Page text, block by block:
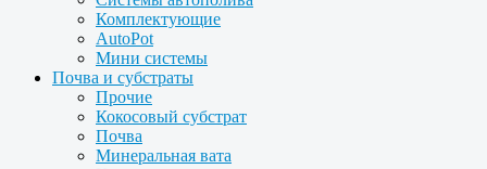
Комплектующие
AutoPot
Мини системы
Почва и субстраты
Прочие
Кокосовый субстрат
Почва
Минеральная вата